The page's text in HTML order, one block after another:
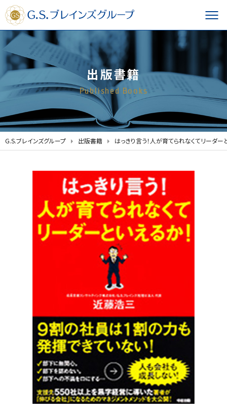
出版書籍
Published Books
G.S.ブレインズグループ 出版書籍 はっきり言う！人が育てられなくてリーダー